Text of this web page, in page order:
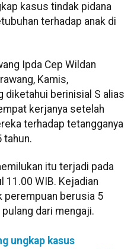
kasus tindak pidana
terhadap anak di
Ipda Cep Wildan
Kamis,
diketahui berinisial S alias
kerjanya setelah
terhadap tetangganya
tahun.
itu terjadi pada
11.00 WIB. Kejadian
perempuan berusia 5
dari mengaji.
ungkap kasus